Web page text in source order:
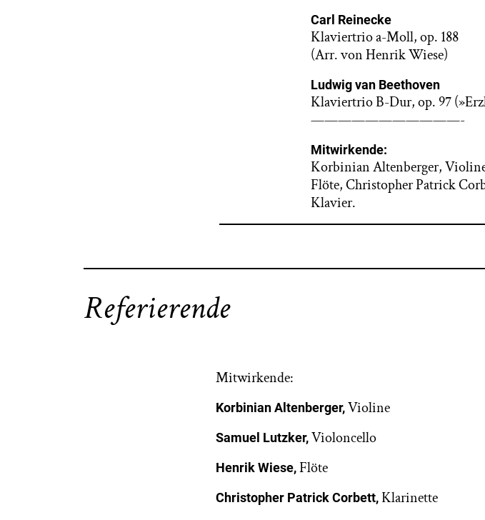
Carl Reinecke
Klaviertrio a-Moll, op. 188
(Arr. von Henrik Wiese)
Ludwig van Beethoven
Klaviertrio B-Dur, op. 97
———————————-
Mitwirkende:
Korbinian Altenberger,
Flöte, Christopher Patrick
Klavier.
Referierende
Mitwirkende:
Korbinian Altenberger,Violine
Samuel Lutzker,Violoncello
Henrik Wiese,Flöte
Christopher Patrick Corbett, Klarinette